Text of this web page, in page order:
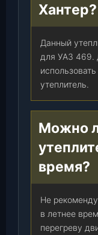
Хантер?
Данный
для УАЗ 469.
утеплитель.
Можно
время?
Не
в летнее
перегреву